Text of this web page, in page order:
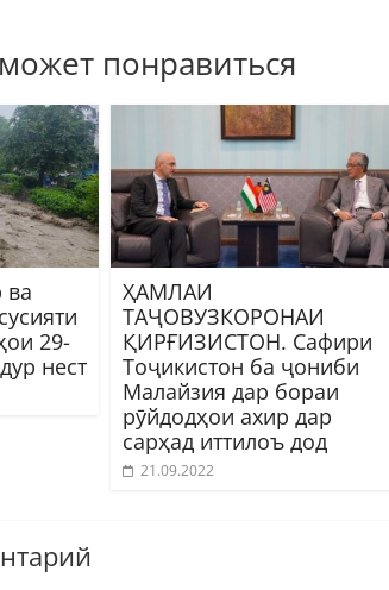
понравиться
ва
29-
нест
ҲАМЛАИ
ТАҶОВУЗКОРОНАИ
ҚИРҒИЗИСТОН. Сафири
Тоҷикистон ба ҷониби
Малайзия дар бораи
рӯйдодҳои ахир дар
сарҳад иттилоъ дод
21.09.2022